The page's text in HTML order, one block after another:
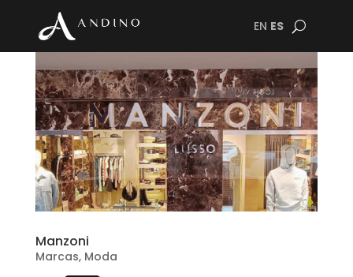
EN ES
Manzoni
Marcas, Moda